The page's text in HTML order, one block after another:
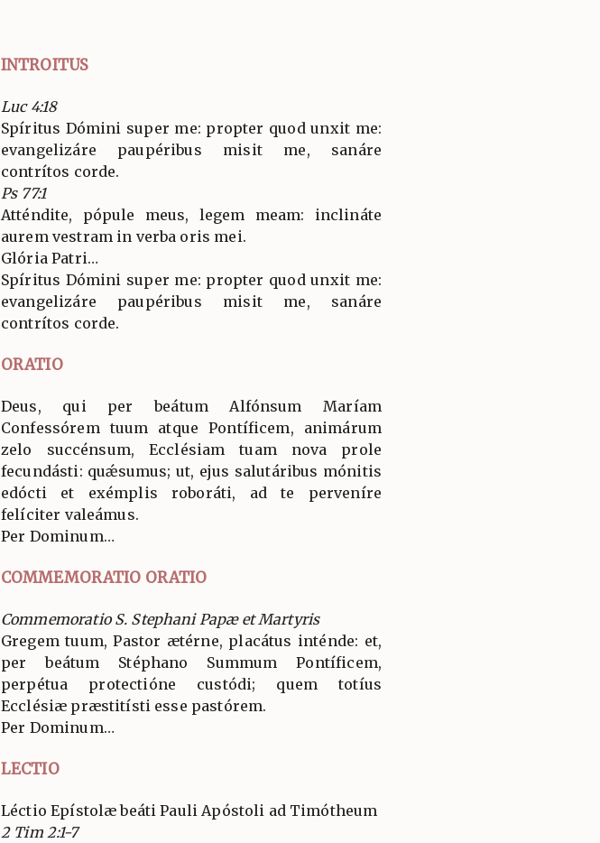
INTROITUS
Luc 4:18
Spíritus Dómini super me: propter quod unxit me:
evangelizáre paupéribus misit me, sanáre
contrítos corde.
Ps 77:1
Atténdite, pópule meus, legem meam: inclináte
aurem vestram in verba oris mei.
Glória Patri…
Spíritus Dómini super me: propter quod unxit me:
evangelizáre paupéribus misit me, sanáre
contrítos corde.
ORATIO
Deus, qui per beátum Alfónsum Maríam
Confessórem tuum atque Pontíficem, animárum
zelo succénsum, Ecclésiam tuam nova prole
fecundásti: quǽsumus; ut, ejus salutáribus mónitis
edócti et exémplis roboráti, ad te perveníre
felíciter valeámus.
Per Dominum…
COMMEMORATIO ORATIO
Commemoratio S. Stephani Papæ et Martyris
Gregem tuum, Pastor ætérne, placátus inténde: et,
per beátum Stéphano Summum Pontíficem,
perpétua protectióne custódi; quem totíus
Ecclésiæ præstitísti esse pastórem.
Per Dominum…
LECTIO
Léctio Epístolæ beáti Pauli Apóstoli ad Timótheum
2 Tim 2:1-7